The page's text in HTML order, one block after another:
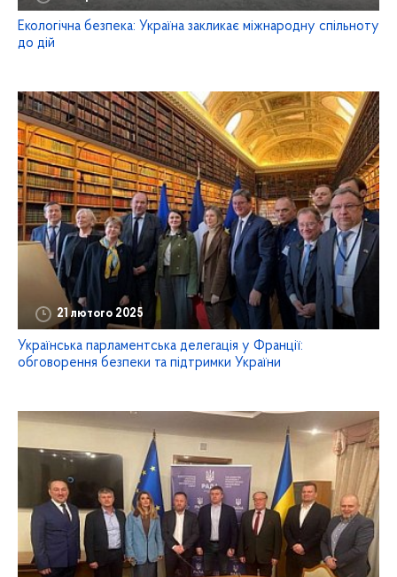
Екологічна безпека: Україна закликає міжнародну спільноту
до дій
21 лютого 2025
Українська парламентська делегація у Франції:
обговорення безпеки та підтримки України